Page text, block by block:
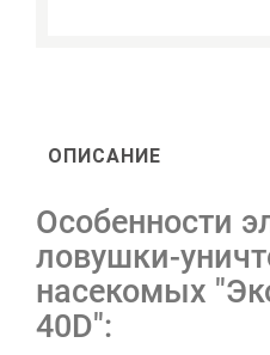
ОПИСАНИЕ
Особенности
ловушки-
насекомых
40D":